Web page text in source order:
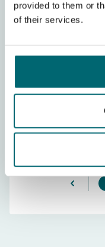
provided to them or
of their services.
Mostra